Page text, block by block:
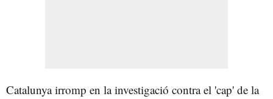
Catalunya irromp en la investigació contra el 'cap' de la